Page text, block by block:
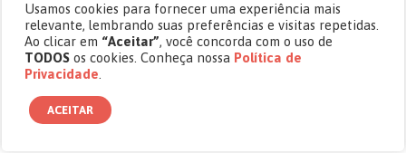
Usamos cookies para fornecer uma experiência mais
relevante, lembrando suas preferências e visitas repetidas.
Ao clicar em “Aceitar”, você concorda com o uso de
TODOS os cookies. Conheça nossa Política de
Privacidade
ACEITAR